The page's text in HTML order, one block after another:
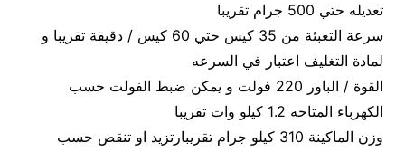
تعديله حتي 500 جرام تقريبا
سرعة التعبئة من 35 كيس حتي 60 كيس / دقيقة تقريبا و
لمادة التغليف اعتبار في السرعه
القوة / الباور 220 فولت و يمكن ضبط الفولت حسب
الكهرباء المتاحه 1.2 كيلو وات تقريبا
وزن الماكينة 310 كيلو جرام تقريبارتزيد او تنقص حسب